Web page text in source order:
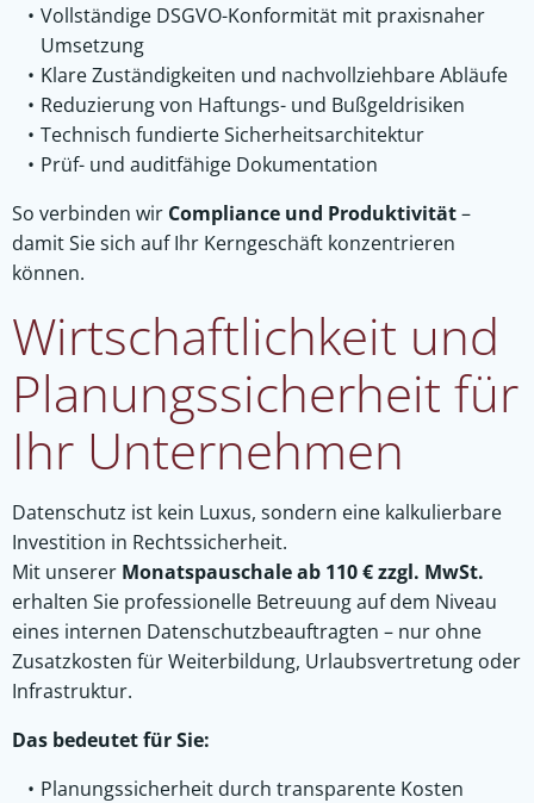
Vollständige DSGVO-Konformität mit praxisnaher
Umsetzung
Klare Zuständigkeiten und nachvollziehbare Abläufe
Reduzierung von Haftungs- und Bußgeldrisiken
Technisch fundierte Sicherheitsarchitektur
Prüf- und auditfähige Dokumentation
So verbinden wir Compliance und Produktivität–
damit Sie sich auf Ihr Kerngeschäft konzentrieren
können.
Wirtschaftlichkeit und
Planungssicherheit für
Ihr Unternehmen
Datenschutz ist kein Luxus, sondern eine kalkulierbare
Investition in Rechtssicherheit.
Mit unserer Monatspauschale ab 110 € zzgl. MwSt.
erhalten Sie professionelle Betreuung auf dem Niveau
eines internen Datenschutzbeauftragten – nur ohne
Zusatzkosten für Weiterbildung, Urlaubsvertretung oder
Infrastruktur.
Das bedeutet für Sie:
Planungssicherheit durch transparente Kosten